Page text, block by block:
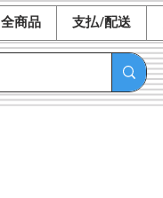
全商品 支払/配送